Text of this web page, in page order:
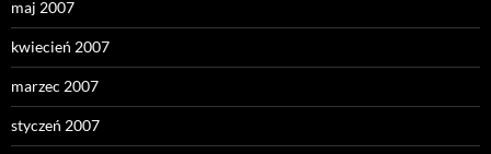
maj 2007
kwiecień 2007
marzec 2007
styczeń 2007